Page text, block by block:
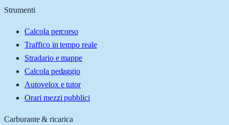
Strumenti
Calcola percorso
Traffico in tempo reale
Stradario e mappe
Calcola pedaggio
Autovelox e tutor
Orari mezzi pubblici
Carburante & ricarica